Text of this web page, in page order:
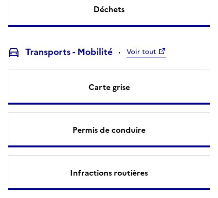
Déchets
Transports - Mobilité Voir tout
Carte grise
Permis de conduire
Infractions routières